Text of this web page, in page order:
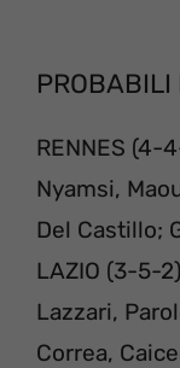
PROBABILI
RENNES (4-
Nyamsi,
Del Castillo;
LAZIO (3-5-
Lazzari,
Correa,